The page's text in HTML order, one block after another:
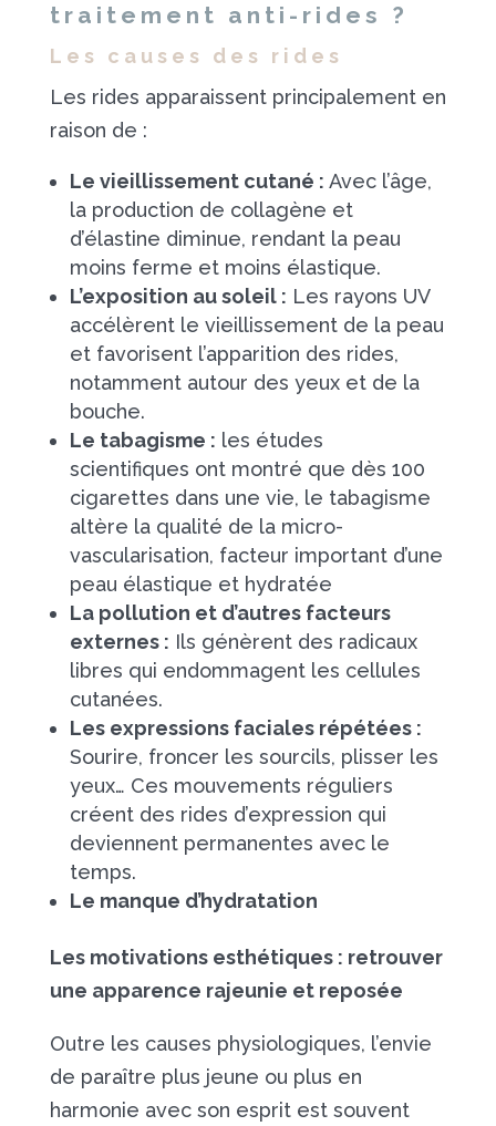
traitement anti-rides ?
Les causes des rides
Les rides apparaissent principalement en
raison de :
Le vieillissement cutané : Avec l’âge,
la production de collagène et
d’élastine diminue, rendant la peau
moins ferme et moins élastique.
L’exposition au soleil : Les rayons UV
accélèrent le vieillissement de la peau
et favorisent l’apparition des rides,
notamment autour des yeux et de la
bouche.
Le tabagisme : les études
scientifiques ont montré que dès 100
cigarettes dans une vie, le tabagisme
altère la qualité de la micro-
vascularisation, facteur important d’une
peau élastique et hydratée
La pollution et d’autres facteurs
externes : Ils génèrent des radicaux
libres qui endommagent les cellules
cutanées.
Les expressions faciales répétées :
Sourire, froncer les sourcils, plisser les
yeux… Ces mouvements réguliers
créent des rides d’expression qui
deviennent permanentes avec le
temps.
Le manque d’hydratation
Les motivations esthétiques : retrouver
une apparence rajeunie et reposée
Outre les causes physiologiques, l’envie
de paraître plus jeune ou plus en
harmonie avec son esprit est souvent